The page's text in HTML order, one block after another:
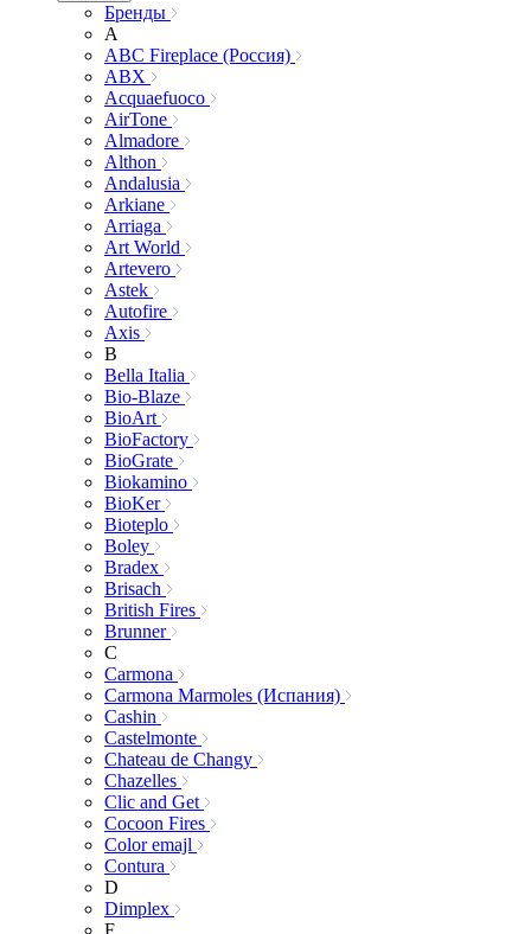
Бренды
A
ABC Fireplace (Россия)
ABX
Acquaefuoco
AirTone
Almadore
Althon
Andalusia
Arkiane
Arriaga
Art World
Artevero
Astek
Autofire
Axis
B
Bella Italia
Bio-Blaze
BioArt
BioFactory
BioGrate
Biokamino
BioKer
Bioteplo
Boley
Bradex
Brisach
British Fires
Brunner
C
Carmona
Carmona Marmoles (Испания)
Cashin
Castelmonte
Chateau de Changy
Chazelles
Clic and Get
Cocoon Fires
Color emajl
Contura
D
Dimplex
F